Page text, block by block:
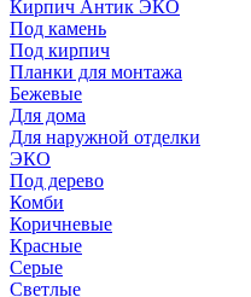
Кирпич Антик ЭКО
Под камень
Под кирпич
Планки для монтажа
Бежевые
Для дома
Для наружной отделки
ЭКO
Под дерево
Комби
Коричневые
Красные
Серые
Светлые